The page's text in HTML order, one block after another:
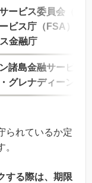
ービス委員会（
ビス庁（FSA）
金融庁
諸島金融サービス
グレナディーン金
られているか定
する際は、期限